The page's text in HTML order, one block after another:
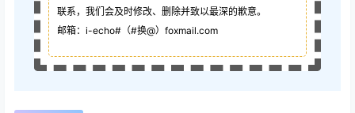
联系，我们会及时修改、删除并致以最深的歉意。
邮箱：i-echo#（#换@）foxmail.com